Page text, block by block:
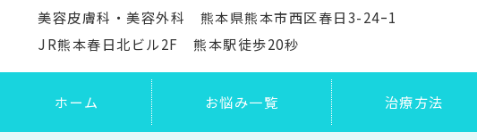
美容皮膚科・美容外科 熊本県熊本市西区春日3-24ｰ1
JR熊本春日北ビル2F 熊本駅徒歩20秒
ホーム お悩み一覧 治療方法